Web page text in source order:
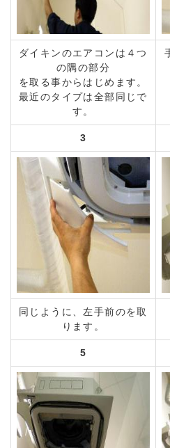
ダイキンのエアコンは４つ
の隅の部分
を取る事からはじめます。
最近のタイプは全部同じで
す。
3
同じように、左手前のを取
ります。
5